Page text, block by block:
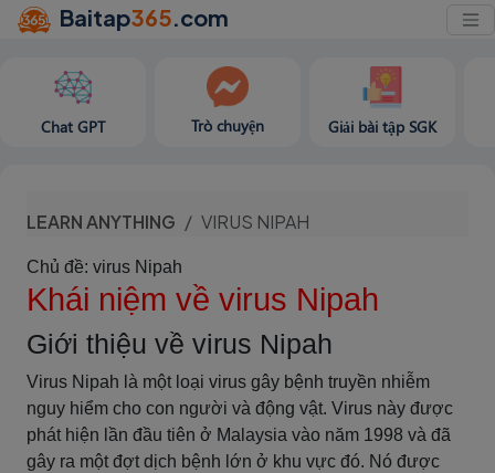
Baitap365.com
Chat GPT Trò chuyện Giải bài tập SGK
LEARN ANYTHING VIRUS NIPAH
Chủ đề: virus Nipah
Khái niệm về virus Nipah
Giới thiệu về virus Nipah
Virus Nipah là một loại virus gây bệnh truyền nhiễm
nguy hiểm cho con người và động vật. Virus này được
phát hiện lần đầu tiên ở Malaysia vào năm 1998 và đã
gây ra một đợt dịch bệnh lớn ở khu vực đó. Nó được